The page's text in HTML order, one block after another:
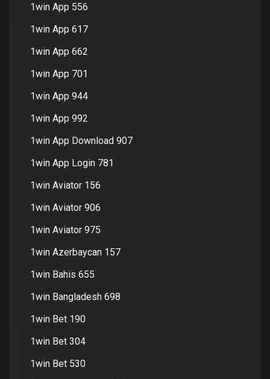
1win App 556
1win App 617
1win App 662
1win App 701
1win App 944
1win App 992
1win App Download 907
1win App Login 781
1win Aviator 156
1win Aviator 906
1win Aviator 975
1win Azerbaycan 157
1win Bahis 655
1win Bangladesh 698
1win Bet 190
1win Bet 304
1win Bet 530